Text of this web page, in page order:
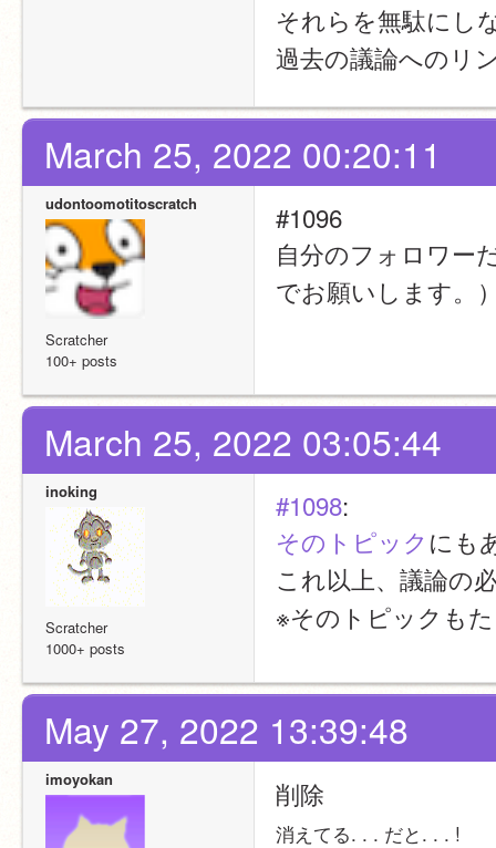
それらを無駄にし
過去の議論へのリ
March 25, 2022 00:20:11
udontoomotitoscratch
Scratcher
100+ posts
#1096
自分のフォロワー
でお願いします。
March 25, 2022 03:05:44
inoking
Scratcher
1000+ posts
#1098:
そのトピック にも
これ以上、議論の
※そのトピックも
May 27, 2022 13:39:48
imoyokan 削除
消えてる. . . だと. . . !